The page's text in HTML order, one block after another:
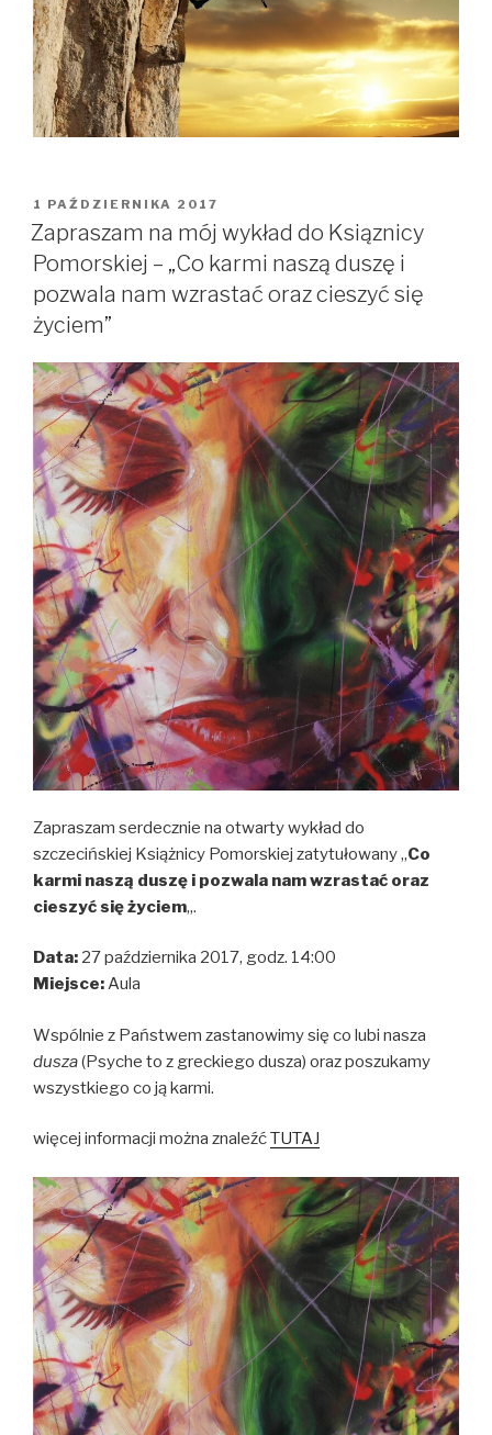
OPUBLIKOWANE
W
1 PAŹDZIERNIKA 2017
Zapraszam na mój wykład do Ksiąznicy
Pomorskiej – „Co karmi naszą duszę i
pozwala nam wzrastać oraz cieszyć się
życiem”
Zapraszam serdecznie na otwarty wykład do
szczecińskiej Książnicy Pomorskiej zatytułowany „Co
karmi naszą duszę i pozwala nam wzrastać oraz
cieszyć się życiem„.
Data: 27 października 2017, godz. 14:00
Miejsce:Aula
Wspólnie z Państwem zastanowimy się co lubi nasza
dusza(Psyche to z greckiego dusza) oraz poszukamy
wszystkiego co ją karmi.
więcej informacji można znaleźćTUTAJ